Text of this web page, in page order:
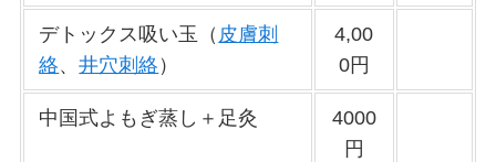
デトックス吸い玉（ 皮膚刺
絡、井穴刺絡 ）
4,00
0円
中国式よもぎ蒸し＋足灸
4000
円